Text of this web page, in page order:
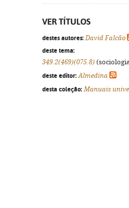
VER TÍTULOS
destes autores: David Falcão
deste tema:
349.2(469)(075.8)
deste editor: Almedina
desta coleção: Manuais